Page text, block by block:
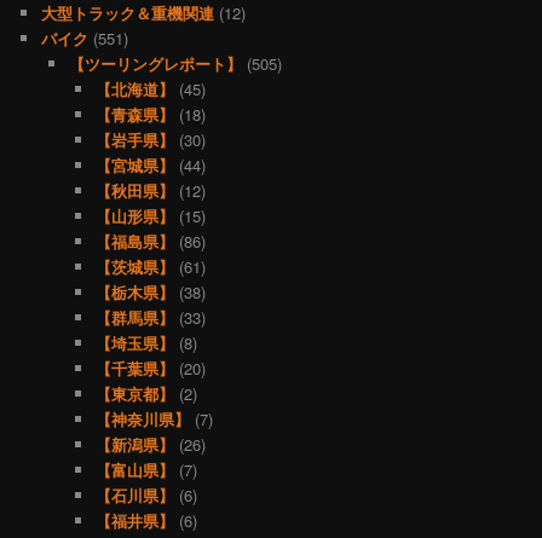
大型トラック＆重機関連 (12)
バイク (551)
【ツーリングレポート】
(505)
【北海道】
(45)
【青森県】
(18)
【岩手県】
(30)
【宮城県】
(44)
【秋田県】
(12)
【山形県】
(15)
【福島県】
(86)
【茨城県】
(61)
【栃木県】
(38)
【群馬県】
(33)
【埼玉県】
(8)
【千葉県】
(20)
【東京都】
(2)
【神奈川県】
(7)
【新潟県】
(26)
【富山県】
(7)
【石川県】
(6)
【福井県】
(6)